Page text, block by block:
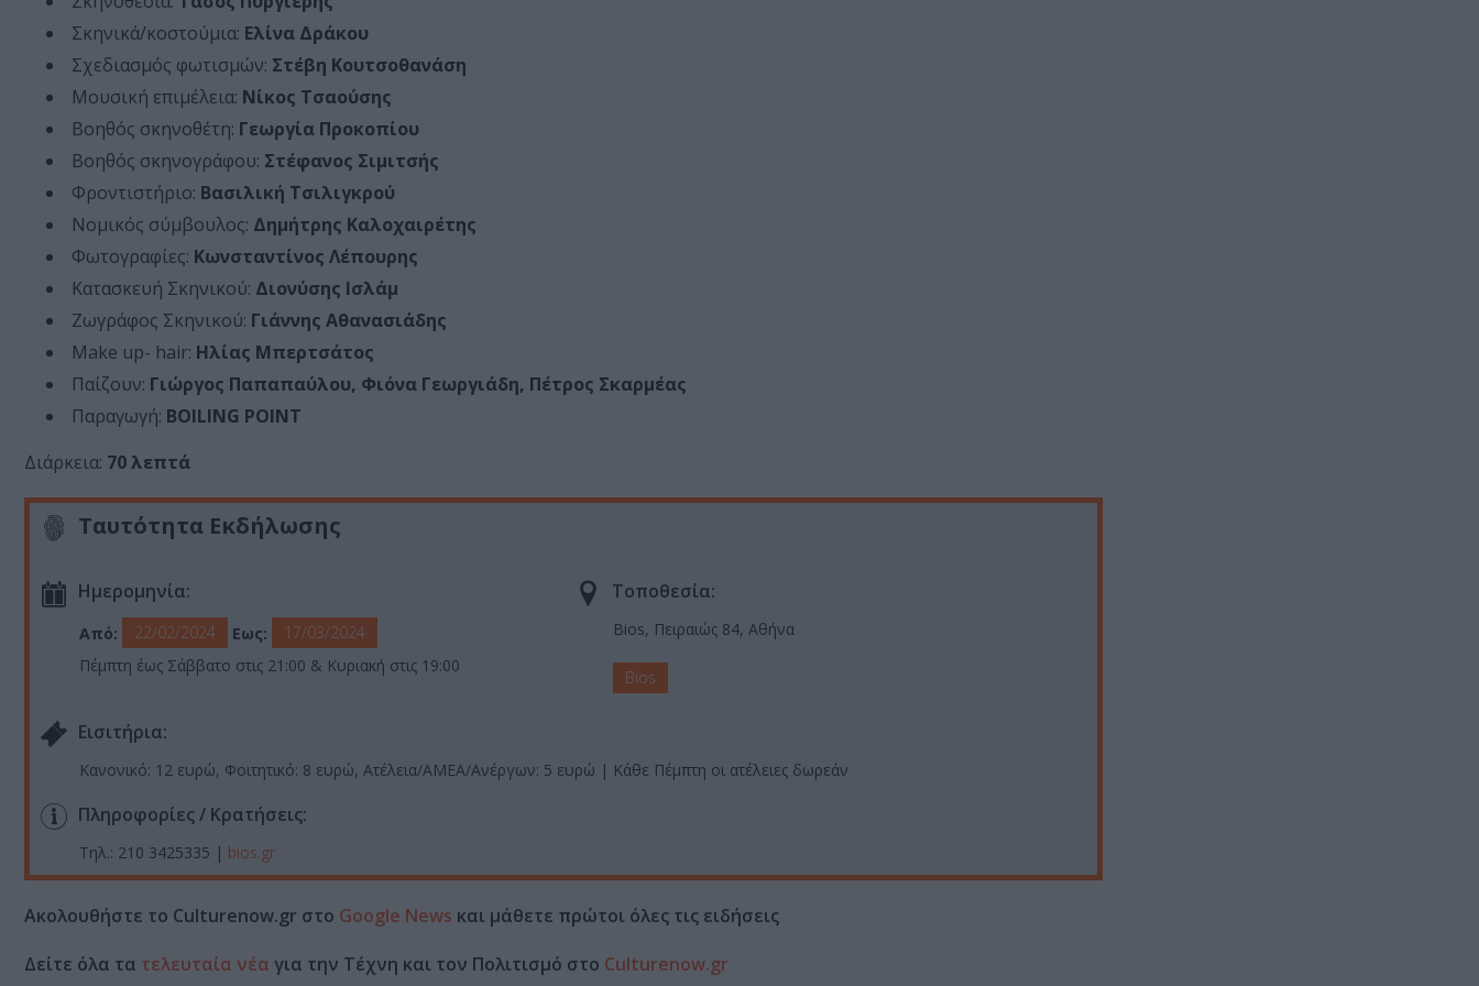
Σκηνικά/κοστούμια: Ελίνα Δράκου
Σχεδιασμός φωτισμών: Στέβη Κουτσοθανάση
Μουσική επιμέλεια: Νίκος Τσαούσης
Βοηθός σκηνοθέτη: Γεωργία Προκοπίου
Βοηθός σκηνογράφου: Στέφανος Σιμιτσής
Φροντιστήριο: Βασιλική Τσιλιγκρού
Νομικός σύμβουλος: Δημήτρης Καλοχαιρέτης
Φωτογραφίες: Κωνσταντίνος Λέπουρης
Κατασκευή Σκηνικού: Διονύσης Ισλάμ
Ζωγράφος Σκηνικού: Γιάννης Αθανασιάδης
Make up- hair: Ηλίας Μπερτσάτος
Παίζουν: Γιώργος Παπαπαύλου, Φιόνα Γεωργιάδη, Πέτρος Σκαρμέας
Παραγωγή: BOILING POINT
Διάρκεια: 70 λεπτά
Ταυτότητα Εκδήλωσης
Ημερομηνία:
Από: 22/02/2024 Εως:
17/03/2024
Πέμπτη έως Σάββατο στις 21:00 & Κυριακή στις 19:00
Τοποθεσία:
Bios, Πειραιώς 84, Αθήνα
Bios
Eισιτήρια:
Κανονικό: 12 ευρώ, Φοιτητικό: 8 ευρώ, Ατέλεια/ΑΜΕΑ/Ανέργων: 5 ευρώ | Κάθε Πέμπτη οι ατέλειες δωρεάν
Πληροφορίες / Κρατήσεις:
Τηλ.: 210 3425335 | bios.gr
Ακολουθήστε το Culturenow.gr στο Google News και μάθετε πρώτοι όλες τις ειδήσεις
Δείτε όλα τα τελευταία νέα για την Τέχνη και τον Πολιτισμό στο Culturenow.gr